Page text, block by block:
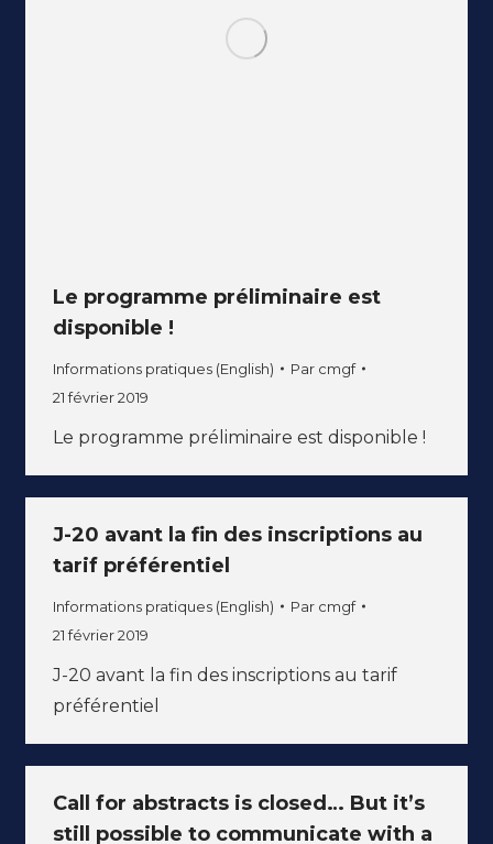
Le programme préliminaire est
disponible !
Informations pratiques (English) Par cmgf
21 février 2019
Le programme préliminaire est disponible !
J-20 avant la fin des inscriptions au
tarif préférentiel
Informations pratiques (English) Par cmgf
21 février 2019
J-20 avant la fin des inscriptions au tarif
préférentiel
Call for abstracts is closed… But it’s
still possible to communicate with a